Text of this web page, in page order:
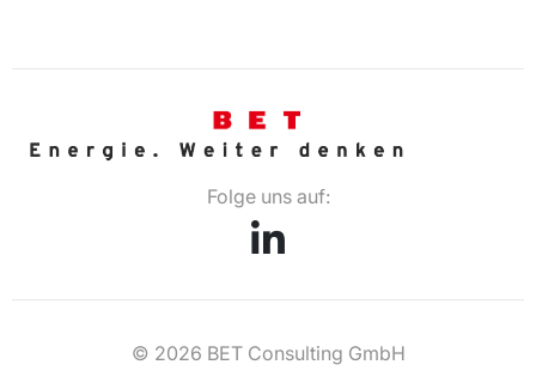
Folge uns auf:
© 2026 BET Consulting GmbH